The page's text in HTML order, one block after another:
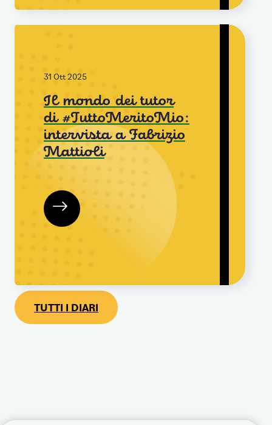
31 Ott 2025
Il mondo dei tutor
di #TuttoMeritoMio:
intervista a Fabrizio
Mattioli
TUTTI I DIARI